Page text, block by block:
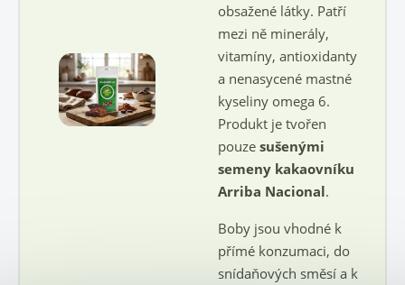
obsažené látky. Patří
mezi ně minerály,
vitamíny, antioxidanty
a nenasycené mastné
kyseliny omega 6.
Produkt je tvořen
pouze sušenými
semeny kakaovníku
Arriba Nacional.
Boby jsou vhodné k
přímé konzumaci, do
snídaňových směsí a k